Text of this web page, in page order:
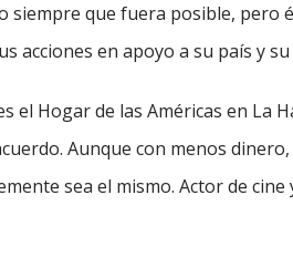
siempre que fuera posible, pero
acciones en apoyo a su país y
el Hogar de las Américas en La
Aunque con menos
sea el mismo. Actor de